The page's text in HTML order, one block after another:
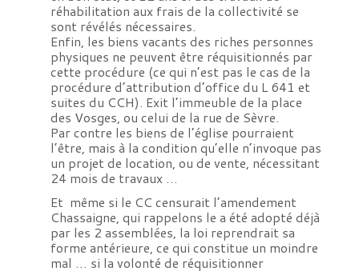
réhabilitation aux frais de la collectivité se
sont révélés nécessaires.
Enfin, les biens vacants des riches personnes
physiques ne peuvent être réquisitionnés par
cette procédure (ce qui n’est pas le cas de la
procédure d’attribution d’office du L 641 et
suites du CCH). Exit l’immeuble de la place
des Vosges, ou celui de la rue de Sèvre.
Par contre les biens de l’église pourraient
l’être, mais à la condition qu’elle n’invoque pas
un projet de location, ou de vente, nécessitant
24 mois de travaux …
Et même si le CC censurait l’amendement
Chassaigne, qui rappelons le a été adopté déjà
par les 2 assemblées, la loi reprendrait sa
forme antérieure, ce qui constitue un moindre
mal … si la volonté de réquisitionner